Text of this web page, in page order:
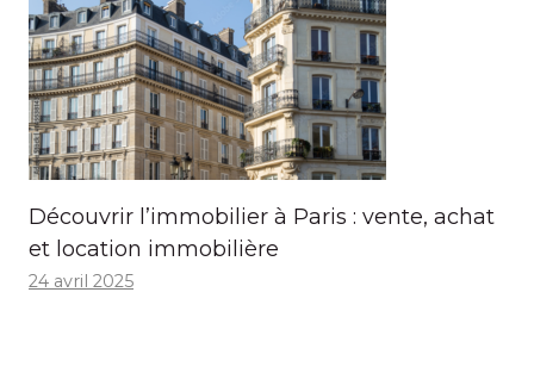
Découvrir l’immobilier à Paris : vente, achat
et location immobilière
24 avril 2025